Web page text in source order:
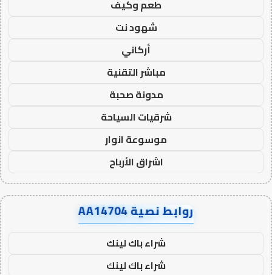
طعم وكيف
شهود نت
أركاني
مباشر التقنية
مدونة صحبة
شرقيات السياحة
موسوعة انوار
اشراق الأرباح
روابط نصية AA14704
شراء باك لينك
شراء باك لينك